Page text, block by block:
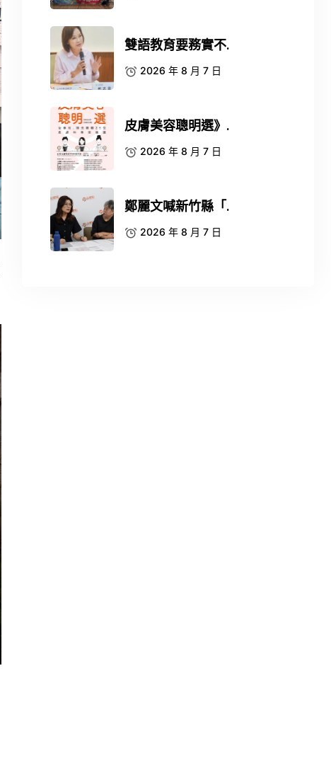
雙語教育要務實不.
2026 年 8 月 7 日
皮膚美容聰明選》.
2026 年 8 月 7 日
鄭麗文喊新竹縣「.
2026 年 8 月 7 日